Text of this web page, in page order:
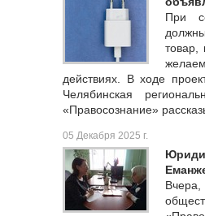
При
товар,
действиях. В ходе
Челябинская
«Правосознание»
05 Декабря 2025 г.